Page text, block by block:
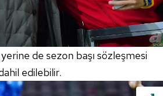
de sezon başı sözleşmesi
edilebilir.